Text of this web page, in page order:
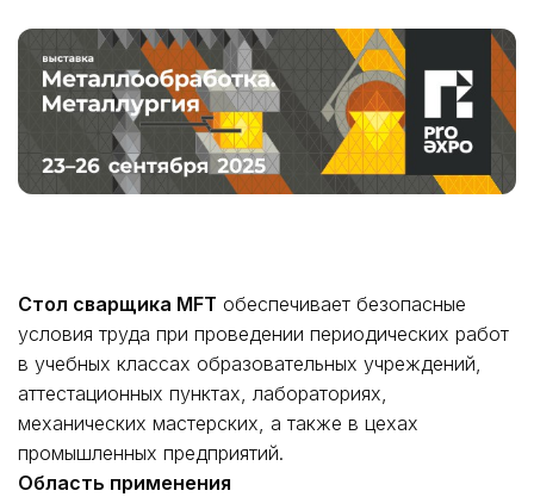
Стол сварщика MFT обеспечивает безопасные
условия труда при проведении периодических работ
в учебных классах образовательных учреждений,
аттестационных пунктах, лабораториях,
механических мастерских, а также в цехах
промышленных предприятий.
Область применения